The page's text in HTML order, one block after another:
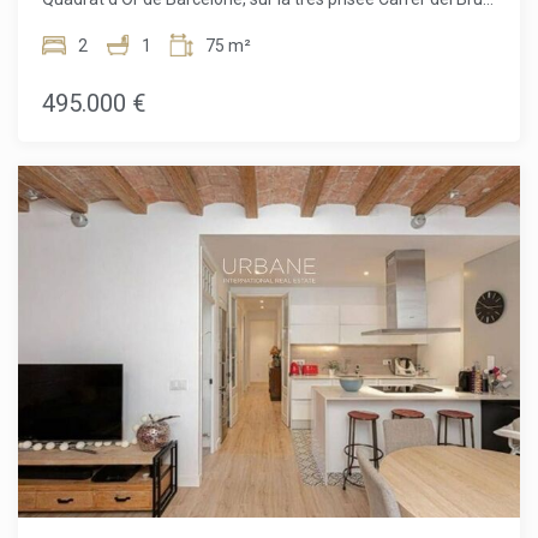
animée, cette adresse est tout simplement imbattable.
moderniste la plus emblématique, de cafés chaleureux, de
boutiques exclusives et d'excellentes connexions en
l'Eixample à l'énergie dynamique du centre-ville. Il n'existe
pas d'emplacement plus unique et exclusif que celui-ci.Ce
penthouse de 71 m², plein de caractère et de potentiel, situé
dans un immeuble de type « finca regia » dans la Dreta de
l'Eixample à Barcelone, dispose de deux chambres et d'une
salle de bain, avec une distribution confortable et
fonctionnelle parfaitement adaptée au mode de vie urbain
contemporain. Que vous l'imaginiez comme une élégante
résidence en ville ou comme un investissement avisé, les
possibilités sont infinies.L'un des grands atouts de ce
penthouse est son accès direct à une vaste terrasse privée,
votre oasis en plein air au-dessus de la ville. La terrasse
offre d'innombrables possibilités : créer un refuge
méditerranéen, aménager un lounge chic ou profiter de
repas en plein air sous le ciel de Barcelone. Disposer d'un
espace extérieur privé dans un emplacement aussi central
2 1 75 m²
495.000 €